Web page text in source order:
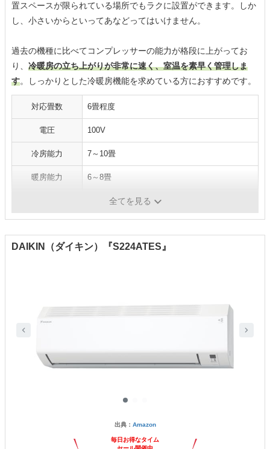
置スペースが限られている場所でもラクに設置ができます。しか
し、小さいからといってあなどってはいけません。
過去の機種に比べてコンプレッサーの能力が格段に上がってお
り、 冷暖房の立ち上がりが非常に速く、室温を素早く管理しま
す。しっかりとした冷暖房機能を求めている方におすすめです。
対応畳数 6畳程度
電圧 100V
冷房能力 7～10畳
暖房能力 6～8畳
冷房：720W、暖房：635WW
全てを見る
DAIKIN（ダイキン）『S224ATES』
出典： Amazon
毎日お得なタイム